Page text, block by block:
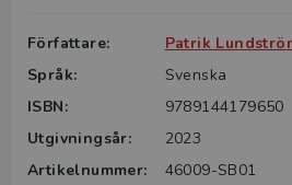
Författare:
Patrik
Språk:
Svenska
ISBN:
9789144179650
Utgivningsår:
2023
Artikelnummer:
46009-SB01